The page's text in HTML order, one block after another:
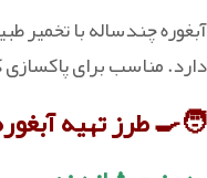
آبغوره چندساله با تخمیر
دارد. مناسب برای
🧑🍳 طرز تهیه